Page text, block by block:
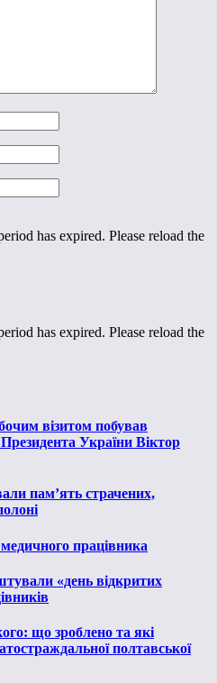
has expired. Please reload the
has expired. Please reload the
візитом побував
України Віктор
пам’ять страчених,
працівника
«день відкритих
що зроблено та які
полтавської